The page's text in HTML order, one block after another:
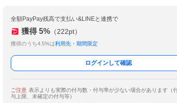
全額PayPay残高で支払い&LINEと連携で
獲得 5% （222pt）
獲得のうち4.5%は利用先・期間限定
ログインして確認
ご注意 表示よりも実際の付与数・付与率が少ない場合があります（
与上限、未確定の付与等）